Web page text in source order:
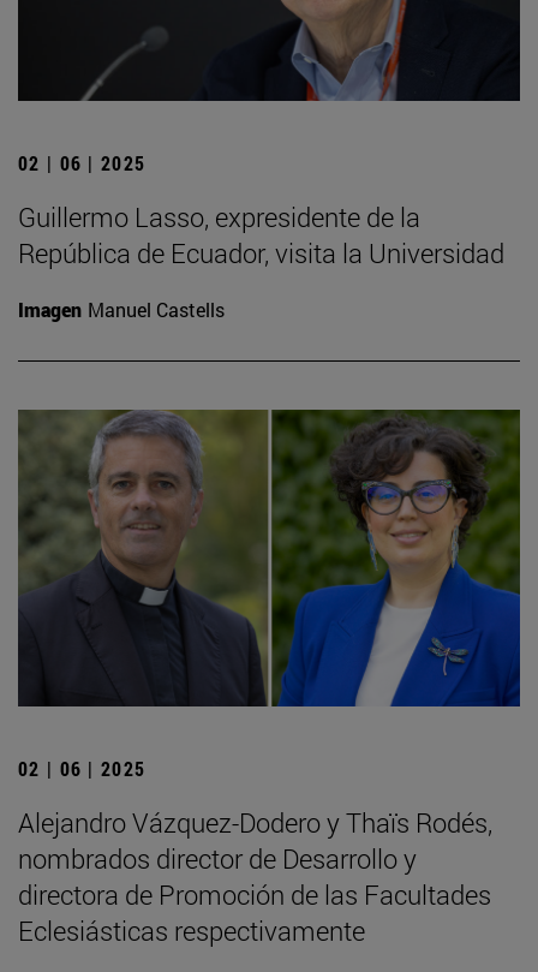
02 | 06 | 2025
Guillermo Lasso, expresidente de la
República de Ecuador, visita la Universidad
Imagen Manuel Castells
02 | 06 | 2025
Alejandro Vázquez-Dodero y Thaïs Rodés,
nombrados director de Desarrollo y
directora de Promoción de las Facultades
Eclesiásticas respectivamente